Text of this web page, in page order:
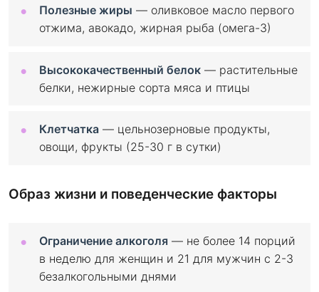
Полезные жиры — оливковое масло первого
отжима, авокадо, жирная рыба (омега-3)
Высококачественный белок — растительные
белки, нежирные сорта мяса и птицы
Клетчатка — цельнозерновые продукты,
овощи, фрукты (25-30 г в сутки)
Образ жизни и поведенческие факторы
Ограничение алкоголя — не более 14 порций
в неделю для женщин и 21 для мужчин с 2-3
безалкогольными днями